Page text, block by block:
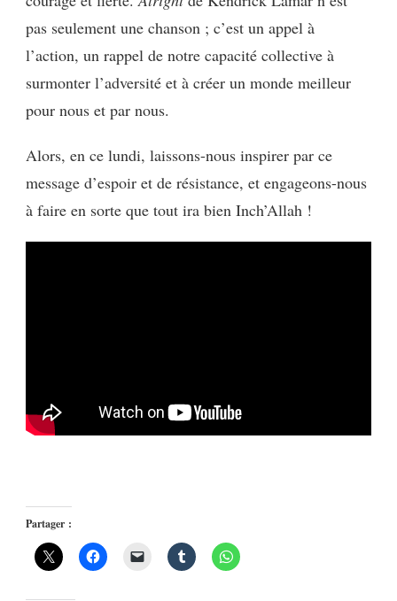
pas seulement une chanson ; c’est un appel à
l’action, un rappel de notre capacité collective à
surmonter l’adversité et à créer un monde meilleur
pour nous et par nous.
Alors, en ce lundi, laissons-nous inspirer par ce
message d’espoir et de résistance, et engageons-nous
à faire en sorte que tout ira bien Inch’Allah !
Partager :